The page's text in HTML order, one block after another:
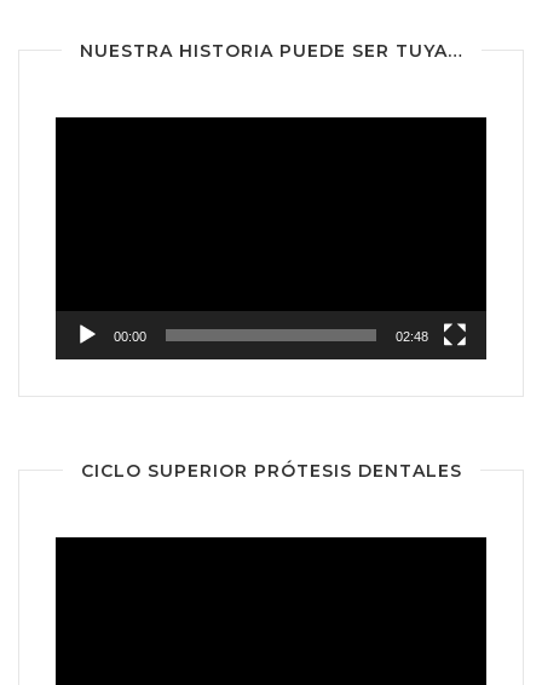
NUESTRA HISTORIA PUEDE SER TUYA…
00:00 02:48
CICLO SUPERIOR PRÓTESIS DENTALES